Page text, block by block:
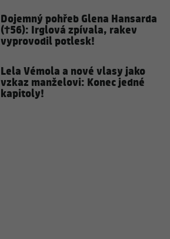
Dojemný pohřeb Glena Hansarda
(†56): Irglová zpívala, rakev
vyprovodil potlesk!
Lela Vémola a nové vlasy jako
vzkaz manželovi: Konec jedné
kapitoly!